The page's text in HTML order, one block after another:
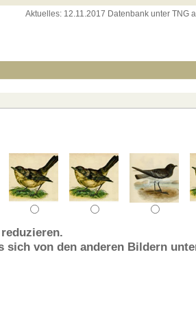
Aktuelles: 12.11.2017 Datenbank unter TNG
sich von den anderen Bildern